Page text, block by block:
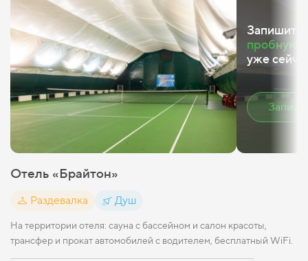
пробную
уже
Отель «Брайтон»
Раздевалка Душ
На территории отеля: сауна с бассейном и салон красоты,
трансфер и прокат автомобилей с водителем, бесплатный WiFi.